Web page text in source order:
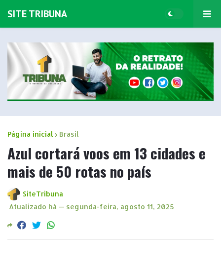
SITE TRIBUNA
Página inicial Brasil
Azul cortará voos em 13 cidades e
mais de 50 rotas no país
SiteTribuna
Atualizado há — segunda-feira, agosto 11, 2025